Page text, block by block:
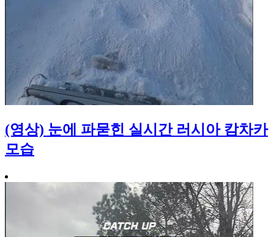
(영상) 눈에 파묻힌 실시간 러시아 캄차카
모습